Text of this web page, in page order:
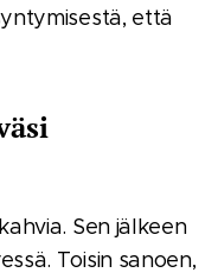
että
Sen jälkeen
Toisin sanoen,